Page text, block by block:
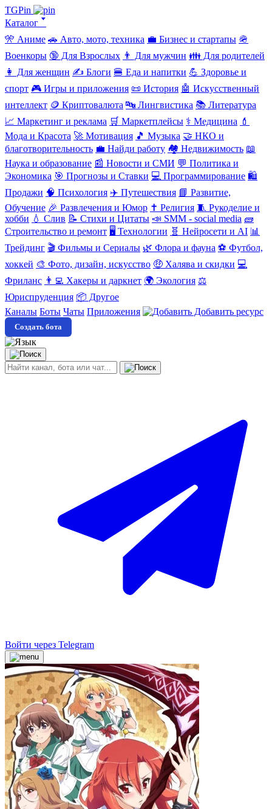
TGPin
Каталог 🢓
🎌 Аниме 🚗 Авто, мото, техника 💼 Бизнес и стартапы 🪖
Военкоры 🔞 Для Взрослых 👨 Для мужчин 👪 Для родителей
👩 Для женщин ✍️ Блоги 🍔 Еда и напитки 💪 Здоровье и
спорт 🎮 Игры и приложения 📜 История 🤖 Искусственный
интеллект 🪙 Криптовалюта 🔤 Лингвистика 📚 Литература
📈 Маркетинг и реклама 🛒 Маркетплейсы ⚕️ Медицина 💄
Мода и Красота 🚀 Мотивация 🎵 Музыка 🤝 НКО и
благотворительность 💼 Найди работу 🏘️ Недвижимость 📖
Наука и образование 📰 Новости и СМИ 💬 Политика и
Экономика 🎯 Прогнозы и Ставки 💻 Программирование 🛍️
Продажи 🧠 Психология ✈️ Путешествия 📘 Развитие,
Обучение 🎉 Развлечения и Юмор ✝️ Религия 🧵 Рукоделие и
хобби 💧 Слив 📝 Стихи и Цитаты 📣 SMM - social media 🧱
Строительство и ремонт 🖥️ Технологии 🧬 Нейросети и AI 📊
Трейдинг 🎬 Фильмы и Сериалы 🌿 Флора и фауна ⚽ Футбол,
хоккей 🎨 Фото, дизайн, искусство 🤑 Халява и скидки 💻
Фриланс 👨‍💻 Хакеры и даркнет 🌍 Экология ⚖️
Юриспруденция 📦 Другое
Каналы Боты Чаты Приложения Добавить ресурс
Создать бота
Войти через Telegram